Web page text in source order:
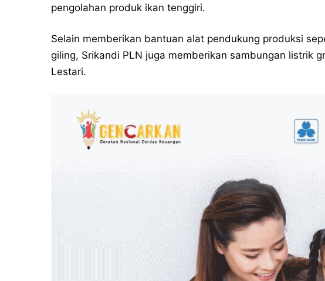
pengolahan produk ikan tenggiri.
Selain memberikan bantuan alat pendukung produksi
giling, Srikandi PLN juga memberikan sambungan listrik
Lestari.